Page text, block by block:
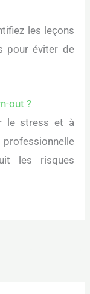
les leçons
pour éviter de
out ?
le stress et à
les risques